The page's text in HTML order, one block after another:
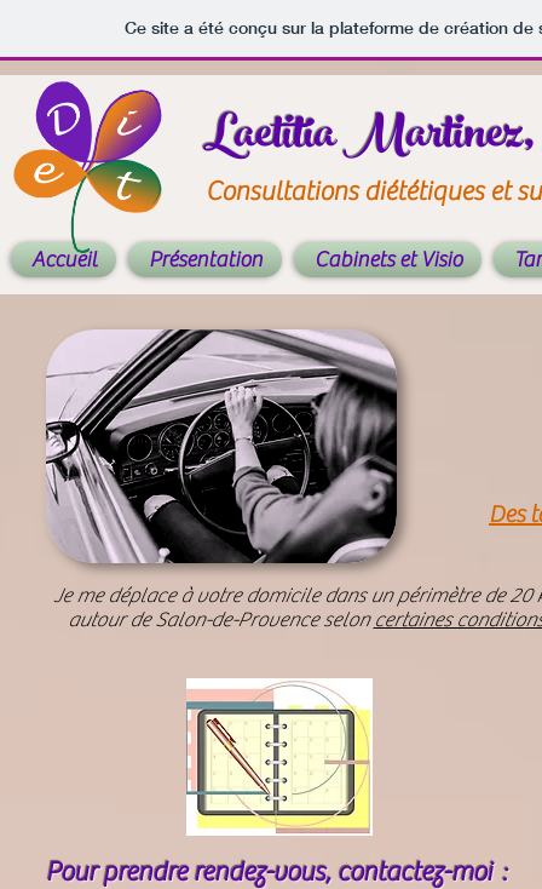
Ce site a été conçu sur la plateforme de création
Consultations diététiques et
Accueil Présentation Cabinets et Visio
Laetitia
Je me déplace à votre domicile dans un périmètre de 20
autour de Salon-de-Provence selon certaines
Pour prendre rendez-vous, contactez-moi:
Des